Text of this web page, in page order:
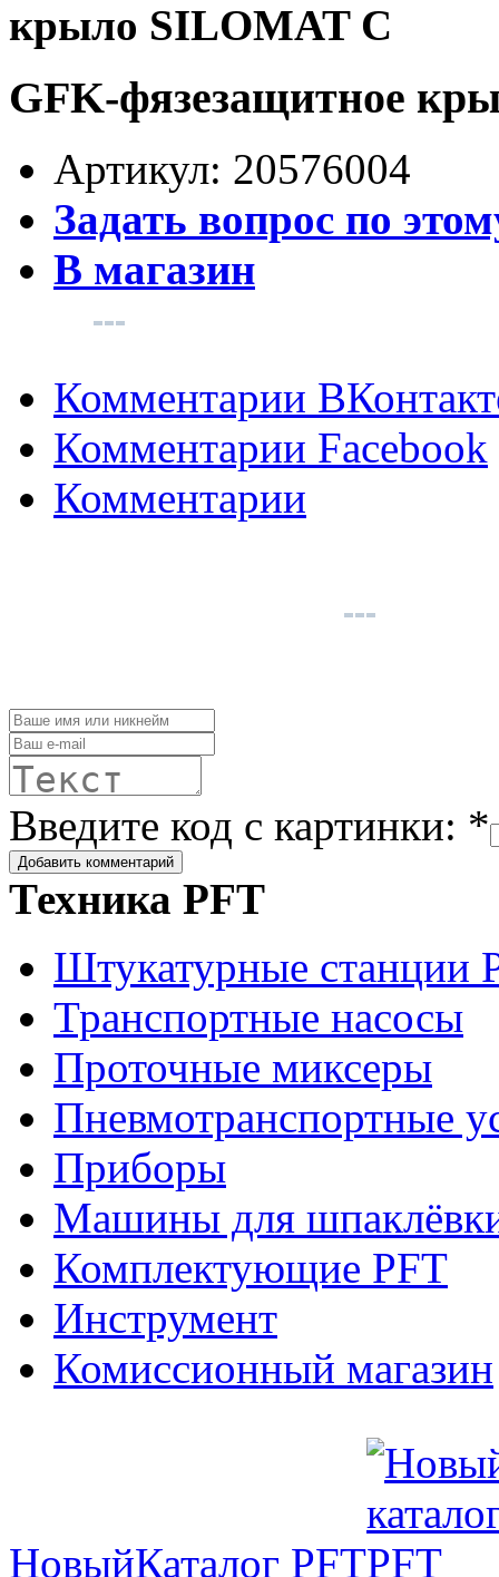
крыло SILOMAT С
GFK-фязезащитное
Артикул: 20576004
Задать вопрос по
В магазин
Комментарии
Комментарии Facebook
Комментарии
Введите код с картинки: *
Техника PFT
Штукатурные станции
Транспортные насосы
Проточные миксеры
Пневмотранспортные
Приборы
Машины для
Комплектующие PFT
Инструмент
Комиссионный магазин
НовыйКаталог PFT